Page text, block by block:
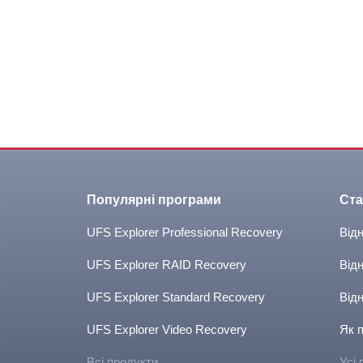
Популярні програми
UFS Explorer Professional Recovery
UFS Explorer RAID Recovery
UFS Explorer Standard Recovery
UFS Explorer Video Recovery Як